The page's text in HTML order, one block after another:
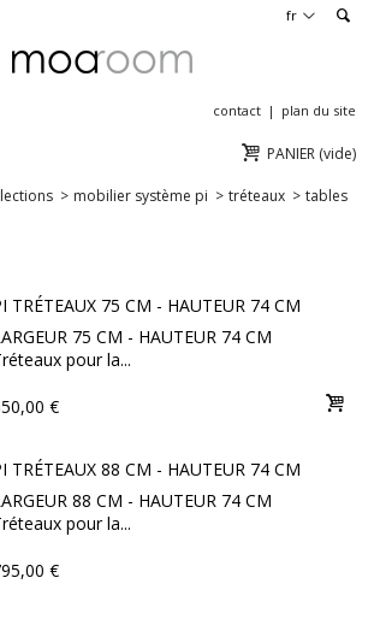
fr
contact plan du site
PANIER (vide)
> mobilier système pi > tréteaux > tables
TRÉTEAUX 75 CM - HAUTEUR 74 CM
75 CM - HAUTEUR 74 CM
pour la...
€
TRÉTEAUX 88 CM - HAUTEUR 74 CM
88 CM - HAUTEUR 74 CM
pour la...
€